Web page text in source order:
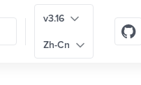
v3.16
Zh-Cn